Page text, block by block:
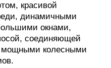
красивой
динамичными
окнами,
соединяющей
колесными